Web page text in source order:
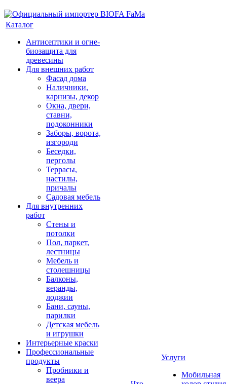
Каталог
Антисептики и огне-
биозащита для
древесины
Для внешних работ
Фасад дома
Наличники,
карнизы, декор
Окна, двери,
ставни,
подоконники
Заборы, ворота,
изгороди
Беседки,
перголы
Террасы,
настилы,
причалы
Садовая мебель
Для внутренних
работ
Стены и
потолки
Пол, паркет,
лестницы
Мебель и
столешницы
Балконы,
веранды,
лоджии
Бани, сауны,
парилки
Детская мебель
и игрушки
Интерьерные краски
Профессиональные
продукты
Пробники и
веера
Услуги
Мобильная